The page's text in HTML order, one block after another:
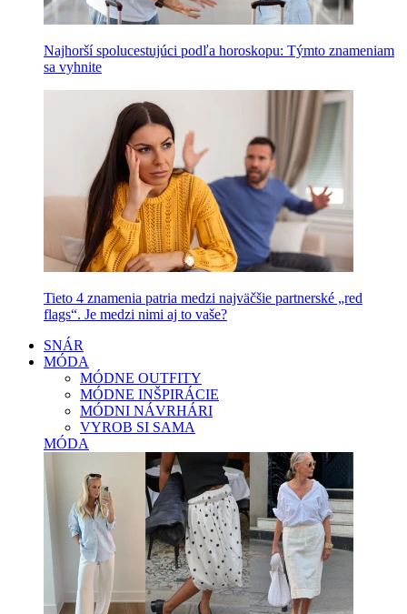
Najhorší spolucestujúci podľa horoskopu: Týmto znameniam
sa vyhnite
Tieto 4 znamenia patria medzi najväčšie partnerské „red
flags“. Je medzi nimi aj to vaše?
SNÁR
MÓDA
MÓDNE OUTFITY
MÓDNE INŠPIRÁCIE
MÓDNI NÁVRHÁRI
VYROB SI SAMA
MÓDA